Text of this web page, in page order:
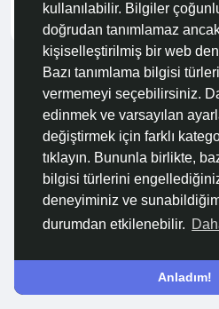
kullanılabilir. Bilgiler
doğrudan tanımlamaz
kişiselleştirilmiş bir web
Bazı tanımlama bilgisi
vermemeyi seçebilirsiniz.
edinmek ve varsayılan
değiştirmek için farklı
tıklayın. Bununla birlikte,
bilgisi türlerini
deneyiminiz ve
durumdan etkilenebilir.
Anladım!
30°C 29°C 27°C
© 2026 Özelim
Hakkımızda Koşullar KVKK
Destek Merkezi